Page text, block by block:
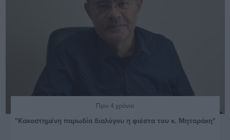
Πριν 4 χρόνια
"Κακοστημένη παρωδία διαλόγου η φιέστα του κ. Μηταράκη"